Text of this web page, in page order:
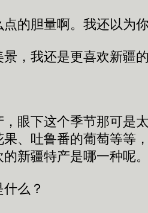
的胆量啊。我还以为
，我还是更喜欢新疆
下这个季节那可是
、吐鲁番的葡萄等等
新疆特产是哪一种呢
么？